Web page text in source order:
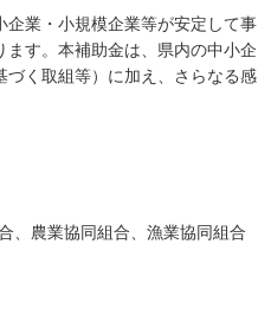
業・小規模企業等が安定して事
す。本補助金は、県内の中小企
く取組等）に加え、さらなる感
、農業協同組合、漁業協同組合